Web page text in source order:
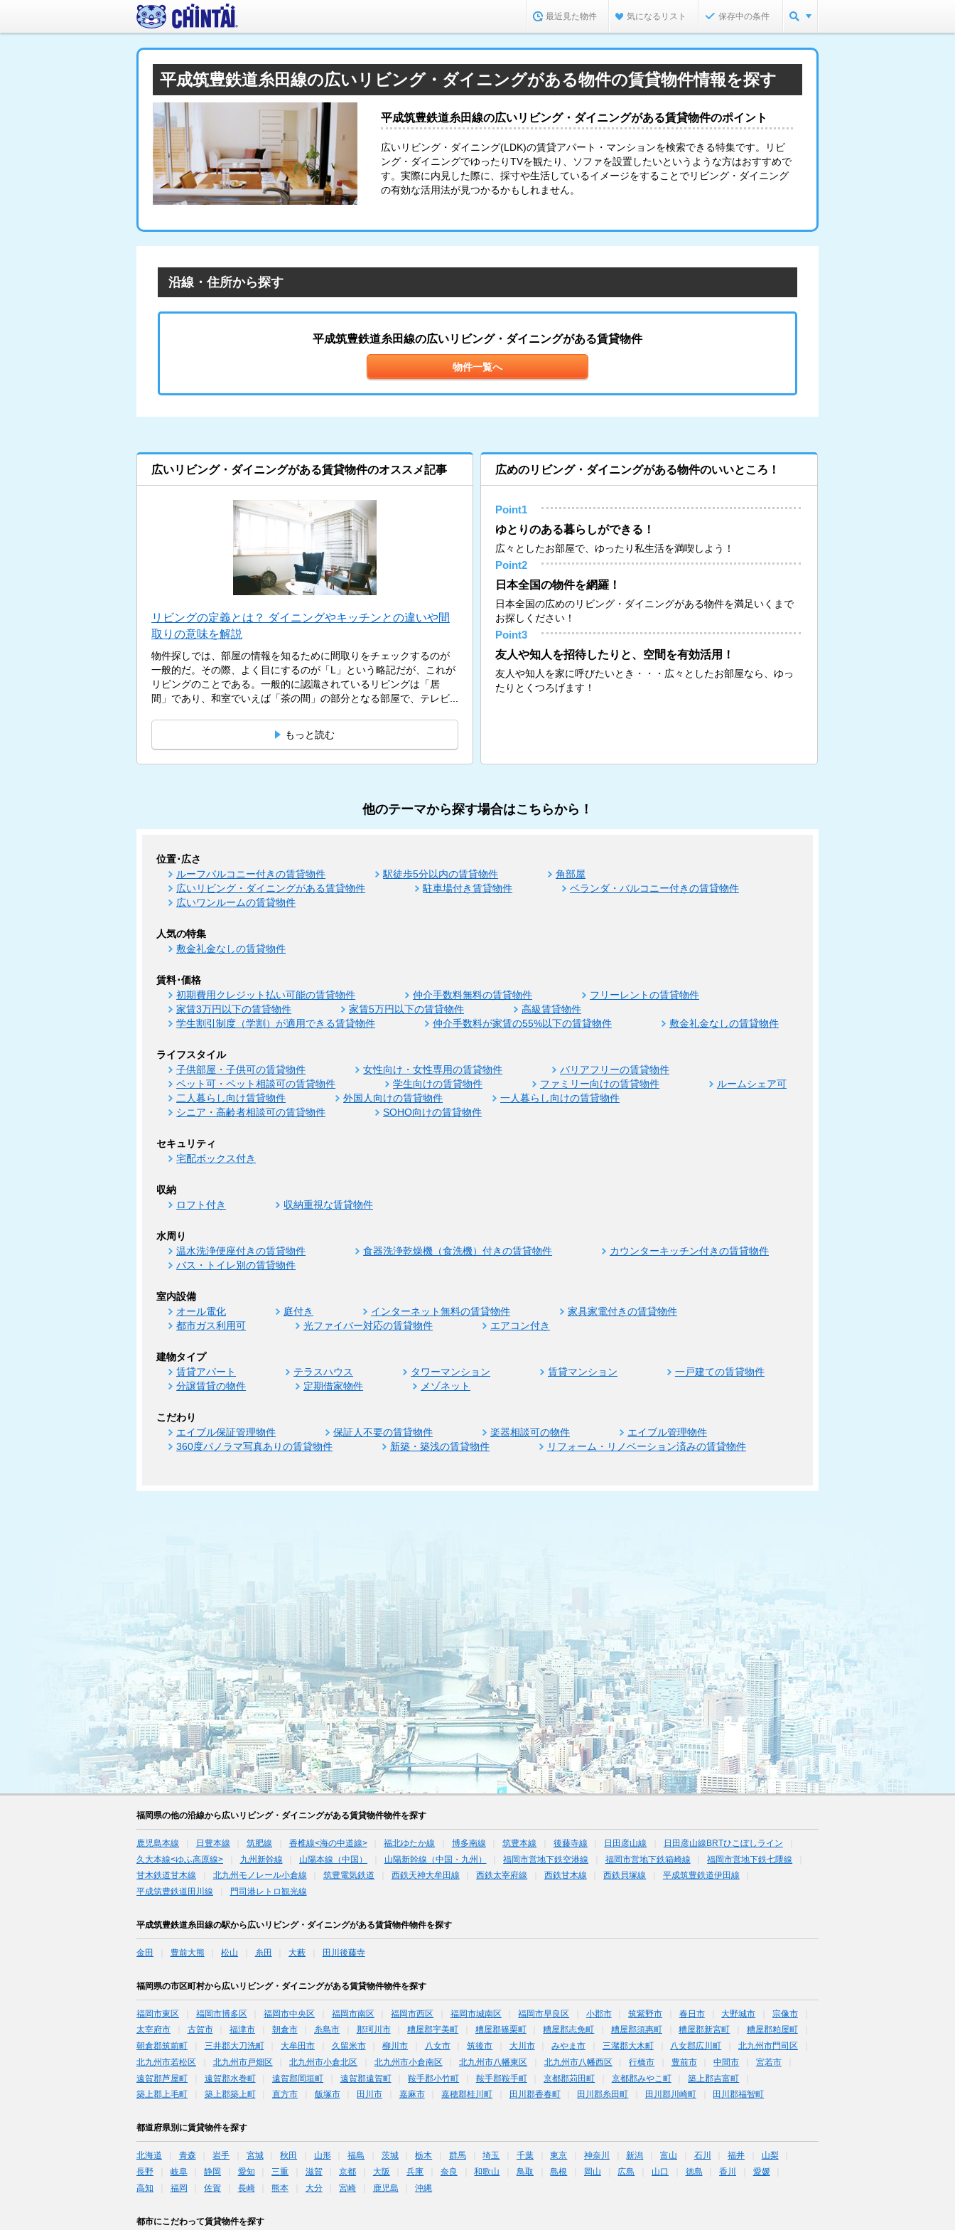
最近見た物件 気になるリスト 保存中の条件
平成筑豊鉄道糸田線の広いリビング・ダイニングがある物件の賃貸物件情報を探す
平成筑豊鉄道糸田線の広いリビング・ダイニングがある賃貸物件のポイント
広いリビング・ダイニング(LDK)の賃貸アパート・マンションを検索できる特集です。リビ
ング・ダイニングでゆったりTVを観たり、ソファを設置したいというような方はおすすめで
す。実際に内見した際に、採寸や生活しているイメージをすることでリビング・ダイニング
の有効な活用法が見つかるかもしれません。
沿線・住所から探す
平成筑豊鉄道糸田線の広いリビング・ダイニングがある賃貸物件
物件一覧へ
広いリビング・ダイニングがある賃貸物件のオススメ記事
リビングの定義とは？ ダイニングやキッチンとの違いや間
取りの意味を解説
物件探しでは、部屋の情報を知るために間取りをチェックするのが
一般的だ。その際、よく目にするのが「L」という略記だが、これが
リビングのことである。一般的に認識されているリビングは「居
間」であり、和室でいえば「茶の間」の部分となる部屋で、テレビ...
もっと読む
広めのリビング・ダイニングがある物件のいいところ！
Point1
ゆとりのある暮らしができる！
広々としたお部屋で、ゆったり私生活を満喫しよう！
Point2
日本全国の物件を網羅！
日本全国の広めのリビング・ダイニングがある物件を満足いくまで
お探しください！
Point3
友人や知人を招待したりと、空間を有効活用！
友人や知人を家に呼びたいとき・・・広々としたお部屋なら、ゆっ
たりとくつろげます！
他のテーマから探す場合はこちらから！
位置･広さ
ルーフバルコニー付きの賃貸物件 駅徒歩5分以内の賃貸物件
角部屋
広いリビング・ダイニングがある賃貸物件
駐車場付き賃貸物件
ベランダ・バルコニー付きの賃貸物件
広いワンルームの賃貸物件
人気の特集
敷金礼金なしの賃貸物件
賃料･価格
初期費用クレジット払い可能の賃貸物件 仲介手数料無料の賃貸物件
フリーレントの賃貸物件
家賃3万円以下の賃貸物件
家賃5万円以下の賃貸物件
高級賃貸物件
学生割引制度（学割）が適用できる賃貸物件
仲介手数料が家賃の55%以下の賃貸物件 敷金礼金なしの賃貸物件
ライフスタイル
子供部屋・子供可の賃貸物件 女性向け・女性専用の賃貸物件
バリアフリーの賃貸物件
ペット可・ペット相談可の賃貸物件
学生向けの賃貸物件 ファミリー向けの賃貸物件
ルームシェア可
二人暮らし向け賃貸物件
外国人向けの賃貸物件
一人暮らし向けの賃貸物件
シニア・高齢者相談可の賃貸物件
SOHO向けの賃貸物件
セキュリティ
宅配ボックス付き
収納
ロフト付き 収納重視な賃貸物件
水周り
温水洗浄便座付きの賃貸物件 食器洗浄乾燥機（食洗機）付きの賃貸物件
カウンターキッチン付きの賃貸物件
バス・トイレ別の賃貸物件
室内設備
オール電化 庭付き インターネット無料の賃貸物件
家具家電付きの賃貸物件
都市ガス利用可
光ファイバー対応の賃貸物件 エアコン付き
建物タイプ
賃貸アパート テラスハウス タワーマンション 賃貸マンション
一戸建ての賃貸物件
分譲賃貸の物件
定期借家物件 メゾネット
こだわり
エイブル保証管理物件 保証人不要の賃貸物件 楽器相談可の物件
エイブル管理物件
360度パノラマ写真ありの賃貸物件
新築・築浅の賃貸物件 リフォーム・リノベーション済みの賃貸物件
福岡県の他の沿線から広いリビング・ダイニングがある賃貸物件物件を探す
鹿児島本線 日豊本線 筑肥線 香椎線<海の中道線> 福北ゆたか線 博多南線 筑豊本線 後藤寺線 日田彦山線
日田彦山線BRTひこぼしライン
久大本線<ゆふ高原線>
九州新幹線 山陽本線（中国） 山陽新幹線（中国・九州） 福岡市営地下鉄空港線 福岡市営地下鉄箱崎線
福岡市営地下鉄七隈線
甘木鉄道甘木線
北九州モノレール小倉線 筑豊電気鉄道 西鉄天神大牟田線 西鉄太宰府線 西鉄甘木線 西鉄貝塚線
平成筑豊鉄道伊田線
平成筑豊鉄道田川線
門司港レトロ観光線
平成筑豊鉄道糸田線の駅から広いリビング・ダイニングがある賃貸物件物件を探す
金田 豊前大熊 松山 糸田 大藪 田川後藤寺
福岡県の市区町村から広いリビング・ダイニングがある賃貸物件物件を探す
福岡市東区 福岡市博多区 福岡市中央区 福岡市南区 福岡市西区 福岡市城南区 福岡市早良区 小郡市 筑紫野市 春日市 大野城市
宗像市
太宰府市
古賀市 福津市 朝倉市 糸島市 那珂川市 糟屋郡宇美町 糟屋郡篠栗町 糟屋郡志免町 糟屋郡須惠町 糟屋郡新宮町
糟屋郡粕屋町
朝倉郡筑前町
三井郡大刀洗町 大牟田市 久留米市 柳川市 八女市 筑後市 大川市 みやま市 三潴郡大木町 八女郡広川町
北九州市門司区
北九州市若松区
北九州市戸畑区 北九州市小倉北区 北九州市小倉南区 北九州市八幡東区 北九州市八幡西区 行橋市 豊前市 中間市
宮若市
遠賀郡芦屋町
遠賀郡水巻町 遠賀郡岡垣町 遠賀郡遠賀町 鞍手郡小竹町 鞍手郡鞍手町 京都郡苅田町 京都郡みやこ町
築上郡吉富町
築上郡上毛町
築上郡築上町 直方市 飯塚市 田川市 嘉麻市 嘉穂郡桂川町 田川郡香春町 田川郡糸田町 田川郡川崎町 田川郡福智町
都道府県別に賃貸物件を探す
北海道 青森 岩手 宮城 秋田 山形 福島 茨城 栃木 群馬 埼玉 千葉 東京 神奈川 新潟 富山 石川 福井
山梨
長野
岐阜 静岡 愛知 三重 滋賀 京都 大阪 兵庫 奈良 和歌山 鳥取 島根 岡山 広島 山口 徳島 香川
愛媛
高知
福岡 佐賀 長崎 熊本 大分 宮崎 鹿児島 沖縄
都市にこだわって賃貸物件を探す